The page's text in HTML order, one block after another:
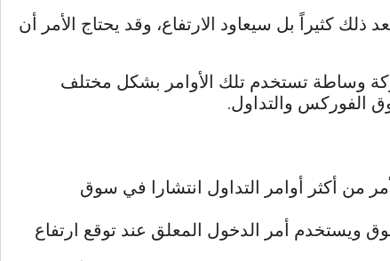
كثيراً بل سيعاود الارتفاع، وقد يحتاج الأمر أن
وساطة تستخدم تلك الأوامر بشكل مختلف
الفوركس والتداول.
من أكثر أوامر التداول انتشارا في سوق
ويستخدم أمر الدخول المعلق عند توقع ارتفاع